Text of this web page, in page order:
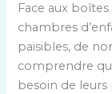
Face aux
chambres
paisibles, de
comprendre
besoin de